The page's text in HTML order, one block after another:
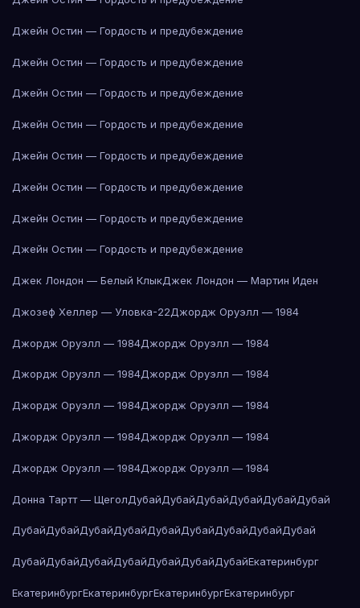
Джейн Остин — Гордость и предубеждение
Джейн Остин — Гордость и предубеждение
Джейн Остин — Гордость и предубеждение
Джейн Остин — Гордость и предубеждение
Джейн Остин — Гордость и предубеждение
Джейн Остин — Гордость и предубеждение
Джейн Остин — Гордость и предубеждение
Джейн Остин — Гордость и предубеждение
Джек Лондон — Белый КлыкДжек Лондон — Мартин Иден
Джозеф Хеллер — Уловка-22Джордж Оруэлл — 1984
Джордж Оруэлл — 1984Джордж Оруэлл — 1984
Джордж Оруэлл — 1984Джордж Оруэлл — 1984
Джордж Оруэлл — 1984Джордж Оруэлл — 1984
Джордж Оруэлл — 1984Джордж Оруэлл — 1984
Джордж Оруэлл — 1984Джордж Оруэлл — 1984
Донна Тартт — ЩеголДубайДубайДубайДубайДубайДубай
ДубайДубайДубайДубайДубайДубайДубайДубайДубай
ДубайДубайДубайДубайДубайДубайДубайЕкатеринбург
ЕкатеринбургЕкатеринбургЕкатеринбургЕкатеринбург